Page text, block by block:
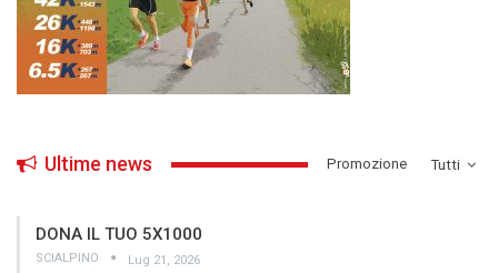
Tutti
Ultime news ­Promozione
DONA IL TUO 5X1000
SCIALPINO Lug 21, 2026